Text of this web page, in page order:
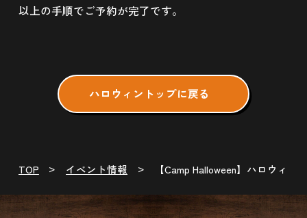
以上の手順でご予約が完了です。
ハロウィントップに戻る
TOP イベント情報 【Camp Halloween】ハロウィン